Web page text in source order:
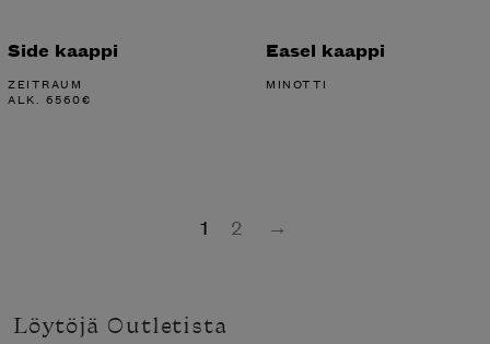
Side kaappi
ZEITRAUM
ALK. 6560€
Easel kaappi
MINOTTI
1 2 →
Löytöjä Outletista